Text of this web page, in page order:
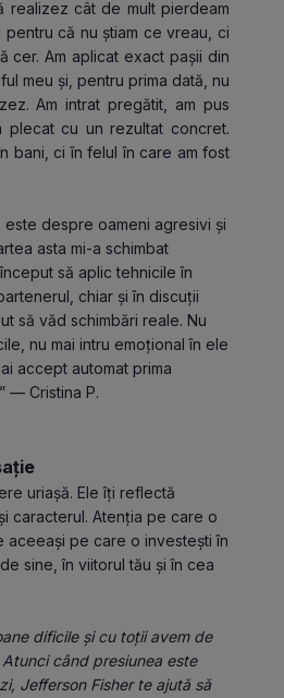
realizez cât de mult pierdeam
pentru că nu știam ce vreau, ci
cer. Am aplicat exact pașii din
meu și, pentru prima dată, nu
Am intrat pregătit, am pus
plecat cu un rezultat concret.
bani, ci în felul în care am fost
este despre oameni agresivi și
asta mi-a schimbat
să aplic tehnicile în
chiar și în discuții
să văd schimbări reale. Nu
nu mai intru emoțional în ele
accept automat prima
— Cristina P.
uriașă. Ele îți reflectă
caracterul. Atenția pe care o
aceeași pe care o investești în
sine, în viitorul tău și în cea
dificile și cu toții avem de
când presiunea este
Jefferson Fisher te ajută să